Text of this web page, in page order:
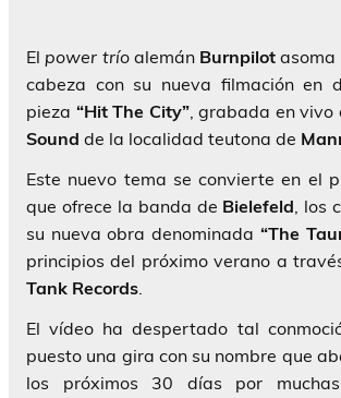
El power tríoalemán Burnpilot asoma
cabeza con su nueva filmación en
pieza “Hit The City”, grabada en vivo
Sound de la localidad teutona de
Este nuevo tema se convierte en el
que ofrece la banda de Bielefeld, los
su nueva obra denominada “The
principios del próximo verano a
Tank Records.
El vídeo ha despertado tal
puesto una gira con su nombre que
los próximos 30 días por